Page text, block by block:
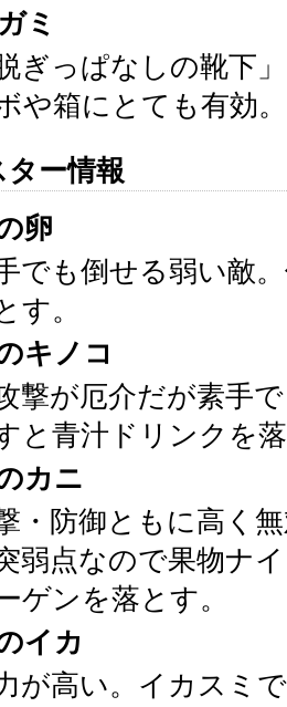
ミ
脱ぎっぱなしの靴下
や箱にとても有効。
ター情報
卵
でも倒せる弱い敵
す。
キノコ
撃が厄介だが素手
と青汁ドリンクを
カニ
・防御ともに高く
弱点なので果物ナ
ゲンを落とす。
イカ
が高い。イカスミ